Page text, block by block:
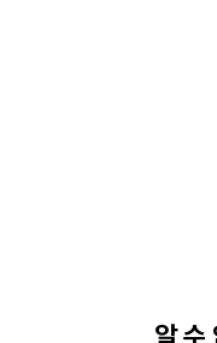
알 수